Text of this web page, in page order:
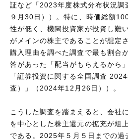
証など「2023年度株式分布状況調
９月30日））。特に、時価総額
性が低く、機関投資家が投資し難
がメインの株主であることが想定
購入理由を調べた調査で最も割合
答があった「配当がもらえるから
「証券投資に関する全国調査
査）」（2024年12月26日））。
こうした調査を踏まえると、会社
を中心とした株主還元の拡充が俎
である。2025年５月５日までの過